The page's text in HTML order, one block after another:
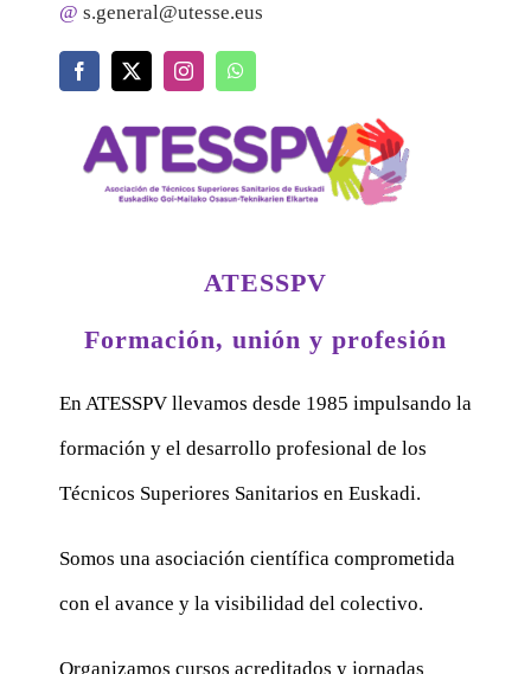
@ s.general@utesse.eus
ATESSPV
Formación, unión y profesión
En ATESSPV llevamos desde 1985 impulsando la
formación y el desarrollo profesional de los
Técnicos Superiores Sanitarios en Euskadi.
Somos una asociación científica comprometida
con el avance y la visibilidad del colectivo.
Organizamos cursos acreditados y jornadas